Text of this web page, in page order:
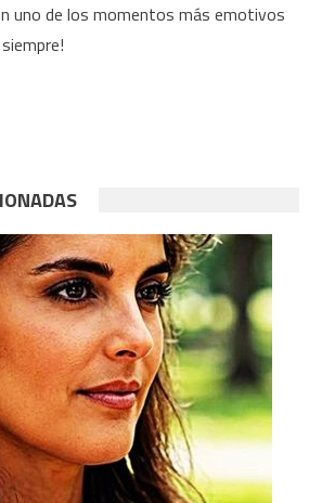
uno de los momentos más emotivos